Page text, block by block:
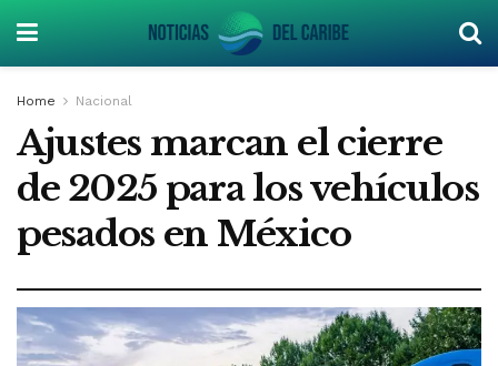
Home Nacional
Ajustes marcan el cierre
de 2025 para los vehículos
pesados en México